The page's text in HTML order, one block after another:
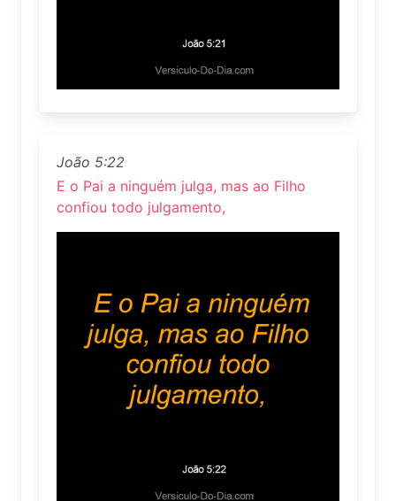
João 5:22
E o Pai a ninguém julga, mas ao Filho
confiou todo julgamento,